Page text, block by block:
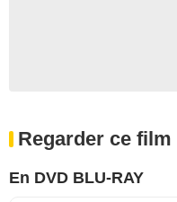
Regarder ce film
En DVD BLU-RAY